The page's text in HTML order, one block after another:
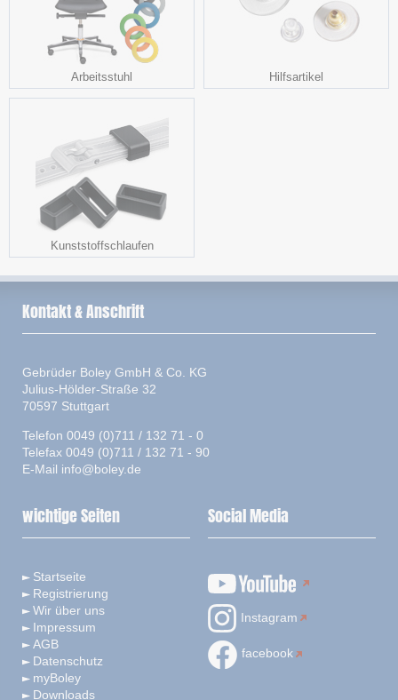
Arbeitsstuhl Hilfsartikel
Kunststoffschlaufen
Kontakt & Anschrift
Gebrüder Boley GmbH & Co. KG
Julius-Hölder-Straße 32
70597 Stuttgart
Telefon 0049 (0)711 / 132 71 - 0
Telefax 0049 (0)711 / 132 71 - 90
E-Mail info@boley.de
wichtige Seiten
Startseite
Registrierung
Wir über uns
Impressum
AGB
Datenschutz
myBoley
Downloads
Social Media
Instagram
facebook